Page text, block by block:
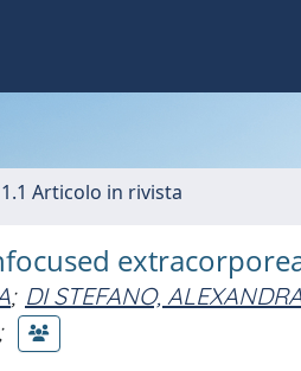
1.1 Articolo in rivista
; DI STEFANO,